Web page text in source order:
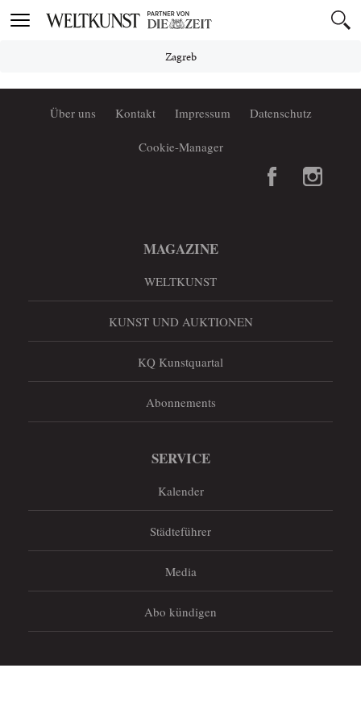
Toggle
Zagreb
Über uns Kontakt Impressum Datenschutz
Cookie-Manager
MAGAZINE
WELTKUNST
KUNST UND AUKTIONEN
KQ Kunstquartal
Abonnements
SERVICE
Kalender
Städteführer
Media
Abo kündigen